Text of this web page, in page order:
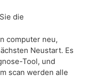
die
computer neu,
Neustart. Es
Tool, und
scan werden alle